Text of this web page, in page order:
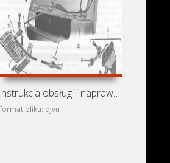
Instrukcja obsługi i naprawy GAZ-2705, GAZ-2705 «Kombi»,
pliku: djvu